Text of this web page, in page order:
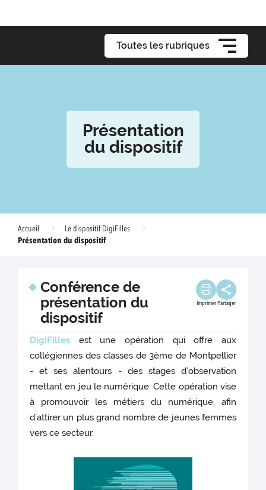
Toutes les rubriques
Présentation
du dispositif
Accueil
Le dispositif DigiFilles
Présentation du dispositif
Conférence de
présentation du
dispositif
Imprimer Partager
DigiFilles est une opération qui offre aux
collégiennes des classes de 3ème de Montpellier
- et ses alentours - des stages d’observation
mettant en jeu le numérique. Cette opération vise
à promouvoir les métiers du numérique, afin
d’attirer un plus grand nombre de jeunes femmes
vers ce secteur.